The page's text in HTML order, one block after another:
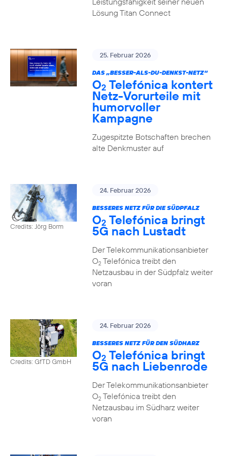
Lösung Titan Connect
25. Februar 2026
DAS „BESSER-ALS-DU-DENKST-NETZ“
O2 Telefónica kontert
Netz-Vorurteile mit
humorvoller
Kampagne
Zugespitzte Botschaften brechen
alte Denkmuster auf
Credits: Jörg Borm
24. Februar 2026
BESSERES NETZ FÜR DIE SÜDPFALZ
O2 Telefónica bringt
5G nach Lustadt
Der Telekommunikationsanbieter
O2Telefónica treibt den
Netzausbau in der Südpfalz weiter
voran
Credits: GfTD GmbH
24. Februar 2026
BESSERES NETZ FÜR DEN SÜDHARZ
O2 Telefónica bringt
5G nach Liebenrode
Der Telekommunikationsanbieter
O2Telefónica treibt den
Netzausbau im Südharz weiter
voran